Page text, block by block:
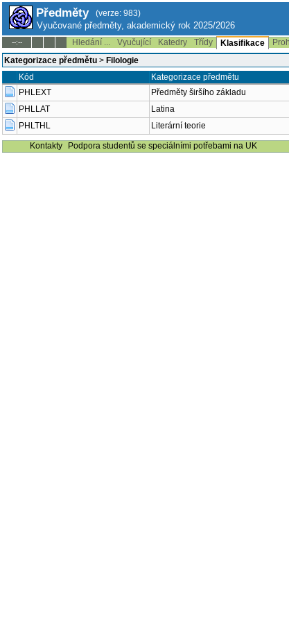
Předměty (verze: 983)
Vyučované předměty, akademický rok 2025/2026
--:-- Hledání ... Vyučující Katedry Třídy Klasifikace
Kategorizace předmětu > Filologie
Kód
Kategorizace předmětu
PHLEXT
Předměty širšího základu
PHLLAT
Latina
PHLTHL
Literární teorie
Kontakty
Podpora studentů se speciálními potřebami na UK